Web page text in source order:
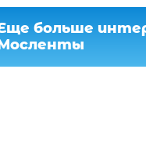
больше